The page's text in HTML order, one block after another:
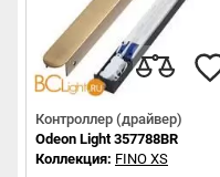
Контроллер (драйвер)
Odeon Light 357788BR
Коллекция: FINO XS